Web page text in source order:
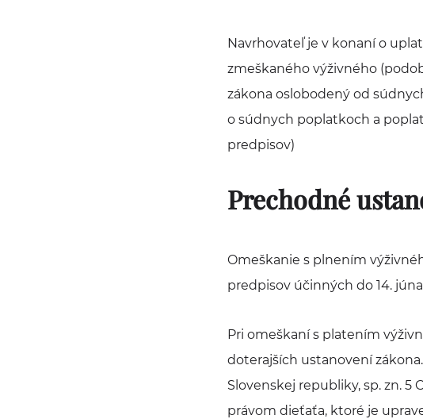
Navrhovateľ je v konaní o
zmeškaného výživného
zákona oslobodený od
o súdnych poplatkoch a
predpisov)
Prechodné
Omeškanie s plnením
predpisov účinných do 14. júna
Pri omeškaní s platením
doterajších ustanovení
Slovenskej republiky, sp. zn. 5
právom dieťaťa, ktoré je